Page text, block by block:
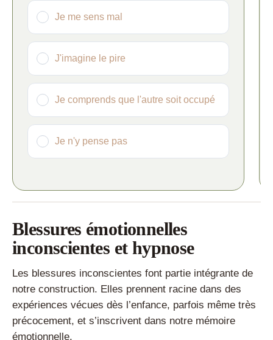
Je me sens mal
J'imagine le pire
Je comprends que l'autre soit occupé
Je n'y pense pas
Blessures émotionnelles
inconscientes et hypnose
Les blessures inconscientes font partie intégrante de
notre construction. Elles prennent racine dans des
expériences vécues dès l’enfance, parfois même très
précocement, et s’inscrivent dans notre mémoire
émotionnelle.